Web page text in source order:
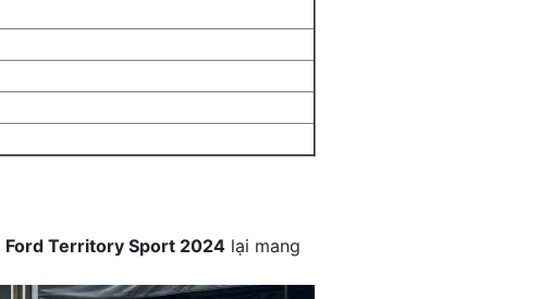
Ford Territory Sport 2024 lại mang